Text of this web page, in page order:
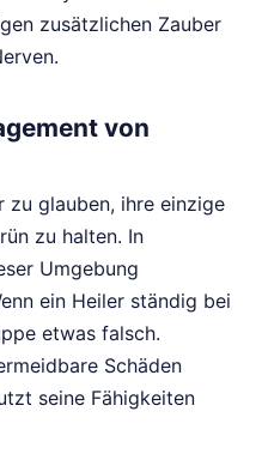
zusätzlichen Zauber
von
zu glauben, ihre einzige
zu halten. In
Umgebung
ein Heiler ständig bei
etwas falsch.
Schäden
seine Fähigkeiten